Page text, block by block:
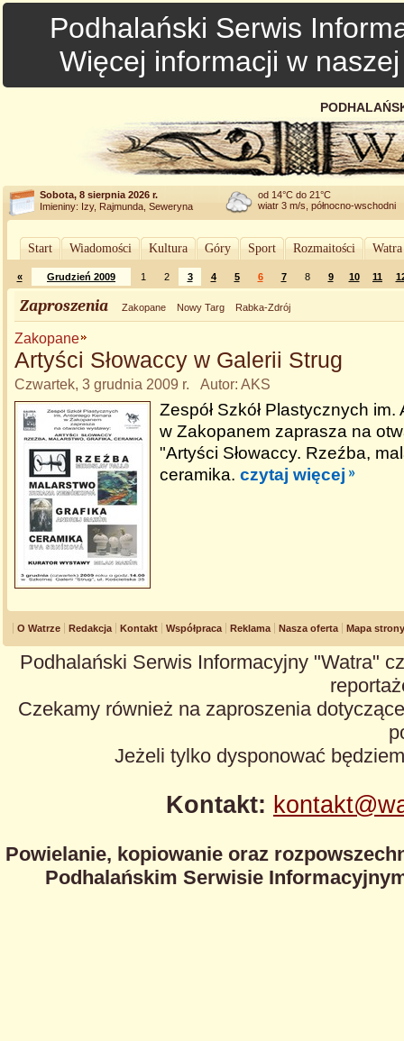
Podhalański Serwis
Więcej informacji w
Sobota, 8 sierpnia 2026 r.
Imieniny: Izy, Rajmunda, Seweryna
od 14°C do 21°C
wiatr 3 m/s, północno-wschodni
Start Wiadomości Kultura Góry Sport Rozmaitości
« Grudzień 2009 1 2 3 4 5 6 7 8 9 10 11
Zaproszenia Zakopane Nowy Targ Rabka-Zdrój
Zakopane
Artyści Słowaccy w Galerii Strug
Czwartek, 3 grudnia 2009 r. Autor: AKS
Zespół Szkół Plastycznych
w Zakopanem zaprasza na
"Artyści Słowaccy. Rzeźba,
ceramika. czytaj więcej
O Watrze Redakcja Kontakt Współpraca Reklama Nasza oferta Mapa strony
Podhalański Serwis Informacyjny "Watra"
Czekamy również na zaproszenia
Jeżeli tylko dysponować
Kontakt:
Powielanie, kopiowanie oraz
Podhalańskim Serwisie